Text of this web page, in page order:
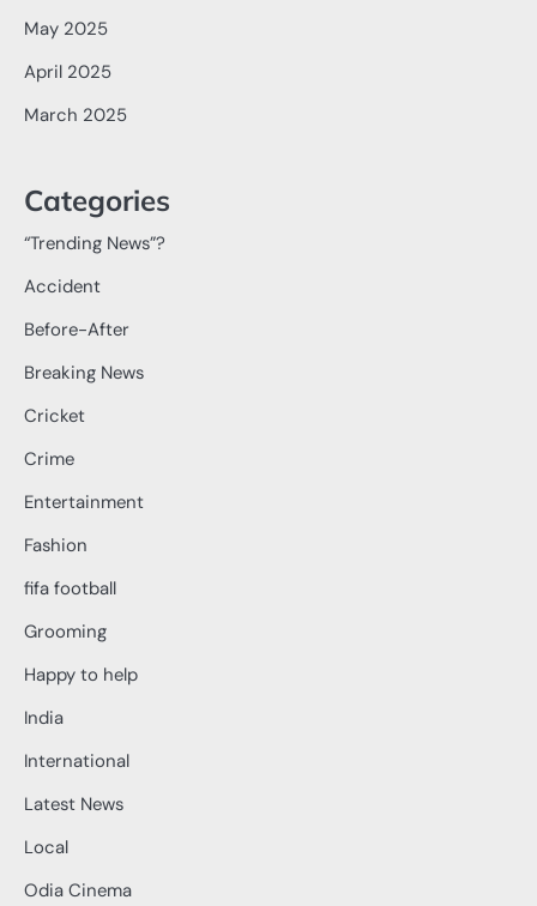
May 2025
April 2025
March 2025
Categories
“Trending News”?
Accident
Before-After
Breaking News
Cricket
Crime
Entertainment
Fashion
fifa football
Grooming
Happy to help
India
International
Latest News
Local
Odia Cinema